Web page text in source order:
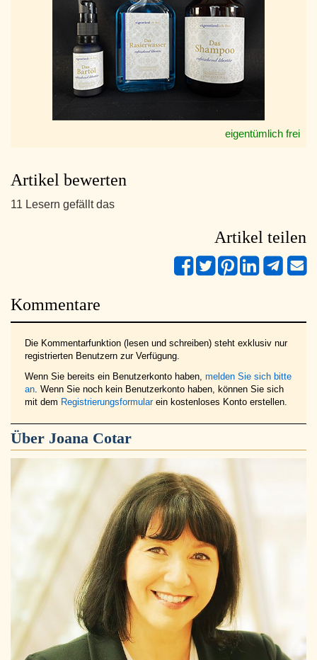
eigentümlich frei
Artikel bewerten
11 Lesern gefällt das
Artikel teilen
Kommentare
Die Kommentarfunktion (lesen und schreiben) steht exklusiv nur
registrierten Benutzern zur Verfügung.
Wenn Sie bereits ein Benutzerkonto haben, melden Sie sich bitte
an . Wenn Sie noch kein Benutzerkonto haben, können Sie sich
mit dem Registrierungsformularein kostenloses Konto erstellen.
Über Joana Cotar